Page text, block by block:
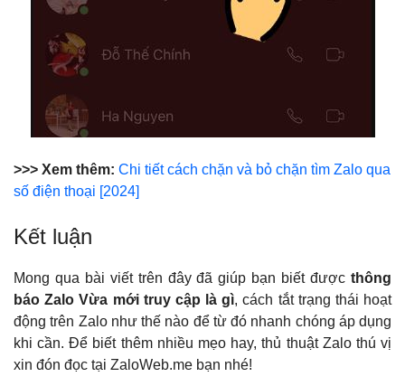
>>> Xem thêm: Chi tiết cách chặn và bỏ chặn tìm Zalo qua
số điện thoại [2024]
Kết luận
Mong qua bài viết trên đây đã giúp bạn biết được thông
báo Zalo Vừa mới truy cập là gì, cách tắt trạng thái hoạt
động trên Zalo như thế nào để từ đó nhanh chóng áp dụng
khi cần. Để biết thêm nhiều mẹo hay, thủ thuật Zalo thú vị
xin đón đọc tại ZaloWeb.me bạn nhé!